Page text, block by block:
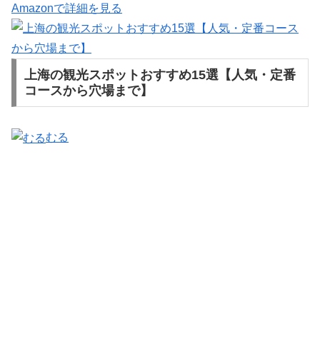
Amazonで詳細を見る
上海の観光スポットおすすめ15選【人気・定番
コースから穴場まで】
むる